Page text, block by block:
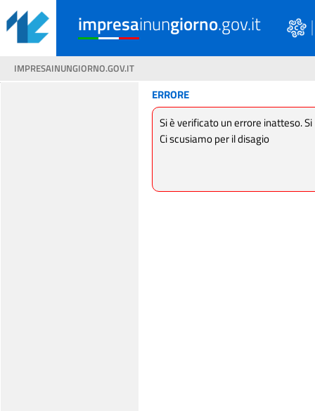
impresainungiorno.gov.it
IMPRESAINUNGIORNO.GOV.IT
ERRORE
Si è verificato un errore inatteso.
Ci scusiamo per il disagio